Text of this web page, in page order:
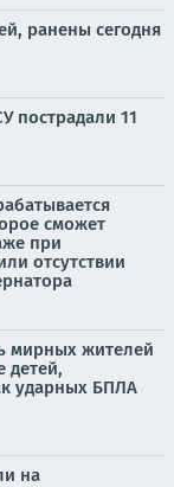
ранены сегодня
пострадали 11
сможет
при
отсутствии
мирных жителей
детей,
ударных БПЛА
на